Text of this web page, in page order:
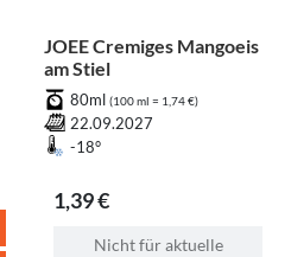
JOEE Cremiges Mangoeis
am Stiel
80ml (100 ml = 1,74 €)
22.09.2027
-18°
1,39 €
Nicht für aktuelle